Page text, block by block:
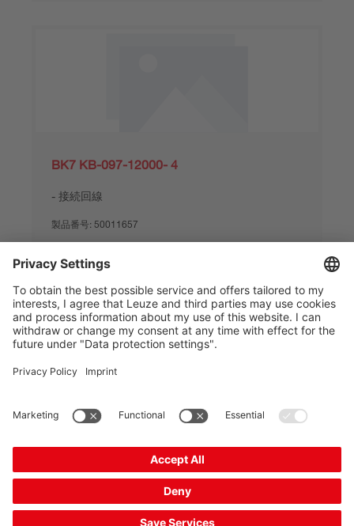
BK7 KB-097-12000- 4
接続回線
製品番号: 50011657